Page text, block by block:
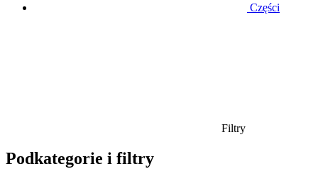
Części
Filtry
Podkategorie i filtry